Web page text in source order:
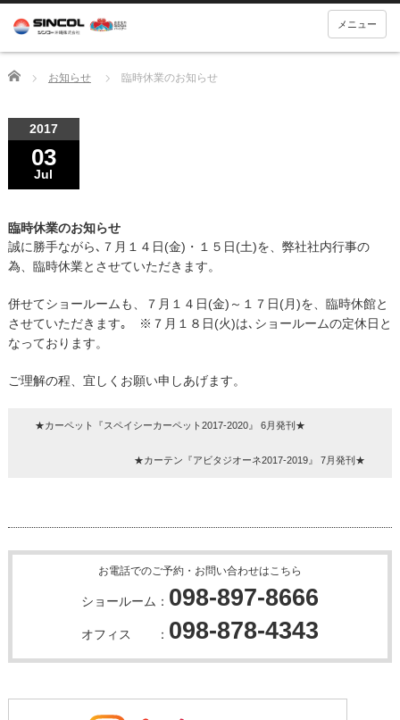
メニュー
Home お知らせ 臨時休業のお知らせ
2017
03
Jul
臨時休業のお知らせ
誠に勝手ながら､７月１４日(金)・１５日(土)を、弊社社内行事の
為、臨時休業とさせていただきます。
併せてショールームも、７月１４日(金)～１７日(月)を、臨時休館と
させていただきます｡ ※７月１８日(火)は､ショールームの定休日と
なっております。
ご理解の程、宜しくお願い申しあげます。
★カーペット『スペイシーカーペット2017-2020』 6月発刊★
★カーテン『アビタジオーネ2017-2019』 7月発刊★
お電話でのご予約・お問い合わせはこちら
ショールーム： 098-897-8666
オフィス ： 098-878-4343